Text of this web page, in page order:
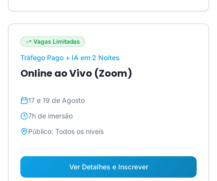
Vagas Limitadas
Tráfego Pago + IA em 2 Noites
Online ao Vivo (Zoom)
17 e 19 de Agosto
7h de imersão
Público: Todos os níveis
Ver Detalhes e Inscrever